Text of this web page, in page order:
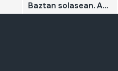
Baztan solasean. Ahozko tradizioaren bilduma;